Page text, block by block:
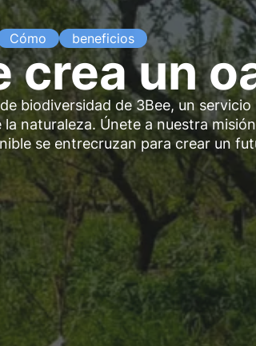
Cómo beneficios
crea un
biodiversidad de 3Bee, un
naturaleza. Únete a nuestra
se entrecruzan para crear un